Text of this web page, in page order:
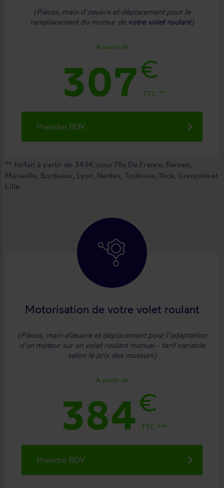
(Pièces, main d´oeuvre et déplacement pour le
remplacement du moteur de votre volet roulant)
À partir de
307€
TTC
Prendre RDV keyboard_arrow_right
forfait à partir de 349€ pour l'Ile De France, Rennes,
Marseille, Bordeaux, Lyon, Nantes, Toulouse, Nice, Grenoble et
Lille
Motorisation de votre volet roulant
(Pièces, main d’œuvre et déplacement pour l’adaptation
d’un moteur sur un volet roulant manuel - tarif variable
selon le prix des moteurs)
À partir de
384€
TTC
Prendre RDV keyboard_arrow_right